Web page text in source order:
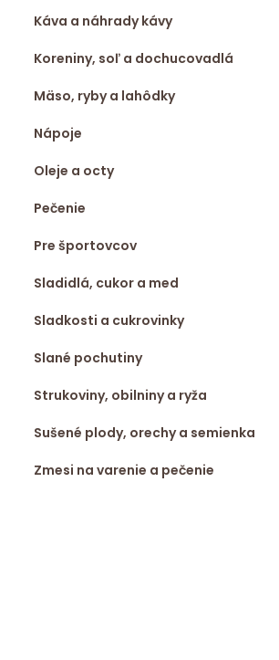
Káva a náhrady kávy
Koreniny, soľ a dochucovadlá
Mäso, ryby a lahôdky
Nápoje
Oleje a octy
Pečenie
Pre športovcov
Sladidlá, cukor a med
Sladkosti a cukrovinky
Slané pochutiny
Strukoviny, obilniny a ryža
Sušené plody, orechy a semienka
Zmesi na varenie a pečenie